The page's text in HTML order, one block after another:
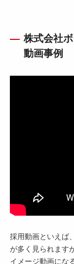
株式会社
動画事例
採用動画といえば
が多く見られます
イメージ動画にな